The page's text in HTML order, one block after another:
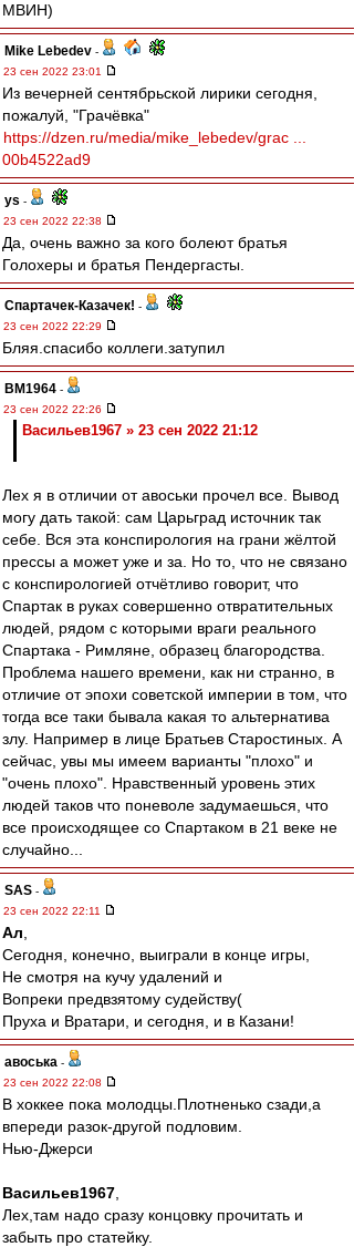
МВИН)
Mike Lebedev -
23 сен 2022 23:01
Из вечерней сентябрьской лирики сегодня,
пожалуй, "Грачёвка"
https://dzen.ru/media/mike_lebedev/grac ...
00b4522ad9
ys -
23 сен 2022 22:38
Да, очень важно за кого болеют братья
Голохеры и братья Пендергасты.
Спартачек-Казачек! -
23 сен 2022 22:29
Бляя.спасибо коллеги.затупил
BM1964 -
23 сен 2022 22:26
Васильев1967 » 23 сен 2022 21:12
Лех я в отличии от авоськи прочел все. Вывод
могу дать такой: сам Царьград источник так
себе. Вся эта конспирология на грани жёлтой
прессы а может уже и за. Но то, что не связано
с конспирологией отчётливо говорит, что
Спартак в руках совершенно отвратительных
людей, рядом с которыми враги реального
Спартака - Римляне, образец благородства.
Проблема нашего времени, как ни странно, в
отличие от эпохи советской империи в том, что
тогда все таки бывала какая то альтернатива
злу. Например в лице Братьев Старостиных. А
сейчас, увы мы имеем варианты "плохо" и
"очень плохо". Нравственный уровень этих
людей таков что поневоле задумаешься, что
все происходящее со Спартаком в 21 веке не
случайно...
SAS -
23 сен 2022 22:11
Ал
Сегодня, конечно, выиграли в конце игры,
Не смотря на кучу удалений и
Вопреки предвзятому судейству(
Пруха и Вратари, и сегодня, и в Казани!
авоська -
23 сен 2022 22:08
В хоккее пока молодцы.Плотненько сзади,а
впереди разок-другой подловим.
Нью-Джерси
Васильев1967
Лех,там надо сразу концовку прочитать и
забыть про статейку.